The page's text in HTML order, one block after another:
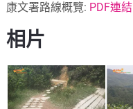
康文署路線概覽: PDF連結
相片